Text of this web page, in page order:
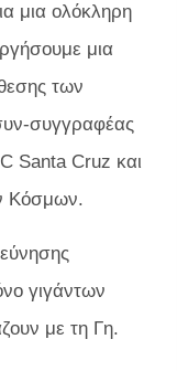
μια ολόκληρη
μια
των
συγγραφέας
Santa Cruz και
Κόσμων.
γιγάντων
με τη Γη.